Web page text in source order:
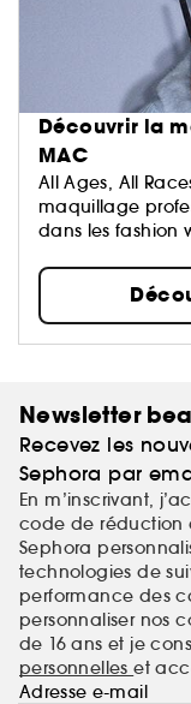
Découvrir la
MAC
All Ages, All
maquillage
dans les fashion
Newsletter
Recevez les
Sephora par
En m’inscrivant,
code de réduction
Sephora
technologies de
performance des
personnaliser nos
de 16 ans et je
personnelleset
Adresse e-mail